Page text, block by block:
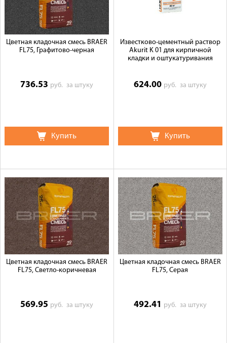
Цветная кладочная смесь BRAER
FL75, Графитово-черная
736.53 руб.за штуку
Купить
Известково-цементный раствор
Akurit K 01 для кирпичной
кладки и оштукатуривания
624.00 руб. за штуку
Купить
Цветная кладочная смесь BRAER
FL75, Светло-коричневая
569.95 руб.за штуку
Цветная кладочная смесь BRAER
FL75, Серая
492.41 руб. за штуку